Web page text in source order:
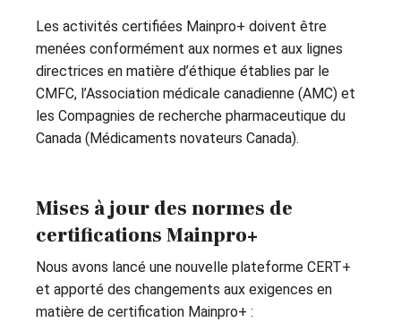
Les activités certifiées Mainpro+ doivent être
menées conformément aux normes et aux lignes
directrices en matière d’éthique établies par le
CMFC, l’Association médicale canadienne (AMC) et
les Compagnies de recherche pharmaceutique du
Canada (Médicaments novateurs Canada).
Mises à jour des normes de
certifications Mainpro+
Nous avons lancé une nouvelle plateforme CERT+
et apporté des changements aux exigences en
matière de certification Mainpro+ :